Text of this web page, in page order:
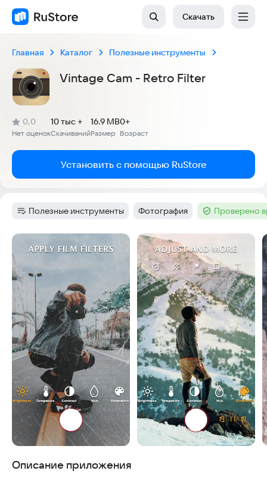
Скачать
Главная Каталог Полезные инструменты
Vintage Cam - Retro Filter
Рейтинг:
0,0
(
Нет оценок
)
Скачиваний
10 тыс +
Размер
16.9 MB
Возраст
0+
Установить с помощью RuStore
Категория:
Полезные инструменты Тег:
Фотография Тег :Проверено
Скриншоты
Описание приложения